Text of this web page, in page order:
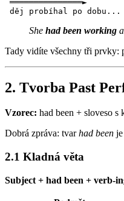
She had been working
Tady vidíte všechny tři prvky:
2. Tvorba Past
Vzorec: had been + sloveso
Dobrá zpráva: tvarhad been
2.1 Kladná věta
Subject + had been + verb-